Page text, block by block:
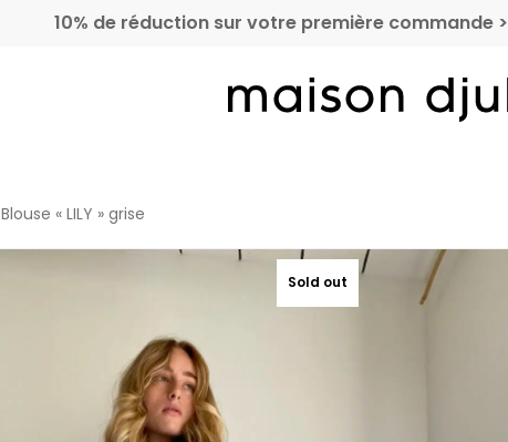
10% de réduction sur votre première commande >
Blouse « LILY » grise
Sold out